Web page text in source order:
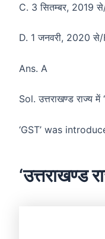
C. 3 सितम्बर, 2019
D. 1 जनवरी, 2020
Ans. A
Sol. उत्तराखण्ड राज्य
‘GST’ was
‘उत्तराखण्ड